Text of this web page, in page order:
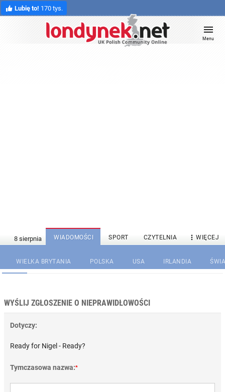
Lubię to! 170 tys.
Menu
WIADOMOŚCI SPORT CZYTELNIA  WIĘCEJ
WIELKA BRYTANIA POLSKA USA IRLANDIA
WYŚLIJ ZGŁOSZENIE O NIEPRAWIDŁOWOŚCI
Dotyczy:
Ready for Nigel - Ready?
Tymczasowa nazwa:*